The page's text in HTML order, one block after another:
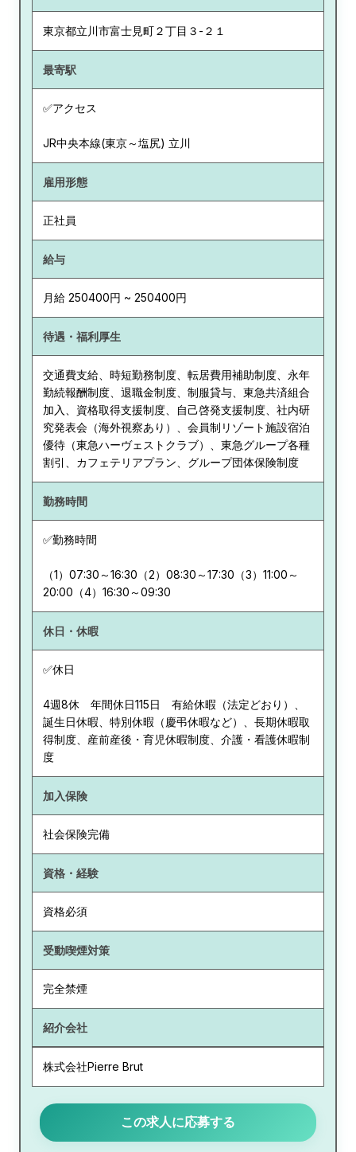
東京都立川市富士見町２丁目３-２１
最寄駅
✅アクセス
JR中央本線(東京～塩尻) 立川
雇用形態
正社員
給与
月給 250400円 ~ 250400円
待遇・福利厚生
交通費支給、時短勤務制度、転居費用補助制度、永年
勤続報酬制度、退職金制度、制服貸与、東急共済組合
加入、資格取得支援制度、自己啓発支援制度、社内研
究発表会（海外視察あり）、会員制リゾート施設宿泊
優待（東急ハーヴェストクラブ）、東急グループ各種
割引、カフェテリアプラン、グループ団体保険制度
勤務時間
✅勤務時間
（1）07:30～16:30（2）08:30～17:30（3）11:00～
20:00（4）16:30～09:30
休日・休暇
✅休日
4週8休 年間休日115日 有給休暇（法定どおり）、
誕生日休暇、特別休暇（慶弔休暇など）、長期休暇取
得制度、産前産後・育児休暇制度、介護・看護休暇制
度
加入保険
社会保険完備
資格・経験
資格必須
受動喫煙対策
完全禁煙
紹介会社
株式会社Pierre Brut
この求人に応募する